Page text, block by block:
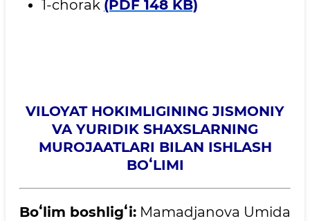
1-chorak (PDF 148 KB)
VILOYAT HOKIMLIGINING JISMONIY
VA YURIDIK SHAXSLARNING
MUROJAATLARI BILAN ISHLASH
BOʻLIMI
Boʻlim boshligʻi: Mamadjanova Umida